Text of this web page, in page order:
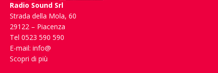
Radio Sound Srl
Strada della Mola, 60
29122 – Piacenza
Tel 0523 590 590
E-mail: info@
Scopri di più